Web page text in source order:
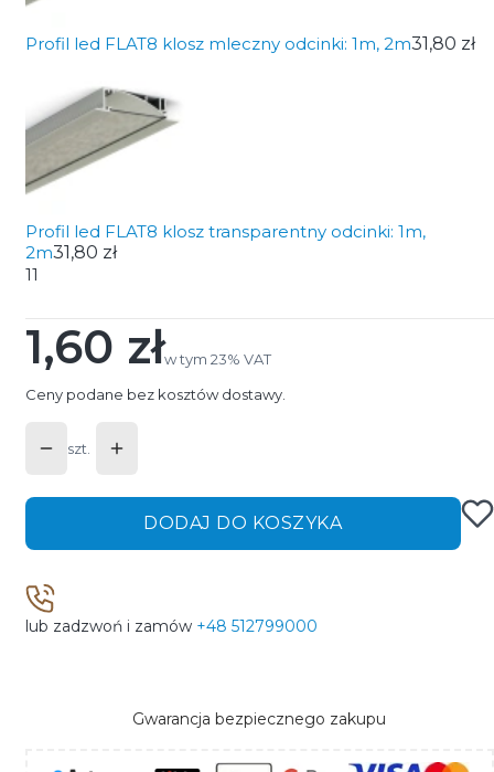
Profil led FLAT8 klosz mleczny odcinki: 1m, 2m31,80 zł
Profil led FLAT8 klosz transparentny odcinki: 1m,
2m31,80 zł
11
Cena
1,60 złw tym 23% VAT
w tym 23% VAT
Ceny podane bez kosztów dostawy.
szt.
DODAJ DO KOSZYKA
lub zadzwoń i zamów +48 512799000
Gwarancja bezpiecznego zakupu